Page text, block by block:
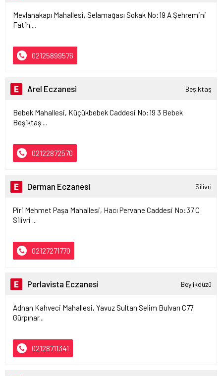
Mevlanakapı Mahallesi, Selamağası Sokak No:19 A Şehremini
Fatih ...
02125899576
Arel Eczanesi Beşiktaş
Bebek Mahallesi, Küçükbebek Caddesi No:19 3 Bebek
Beşiktaş ...
02122872570
Derman Eczanesi Silivri
Piri Mehmet Paşa Mahallesi, Hacı Pervane Caddesi No:37 C
Silivri ...
02127271770
Perlavista Eczanesi Beylikdüzü
Adnan Kahveci Mahallesi, Yavuz Sultan Selim Bulvarı C77
Gürpınar...
02128711341